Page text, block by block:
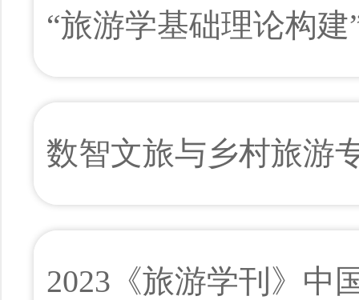
“旅游学基础理论构
数智文旅与乡村旅游
2023《旅游学刊》中